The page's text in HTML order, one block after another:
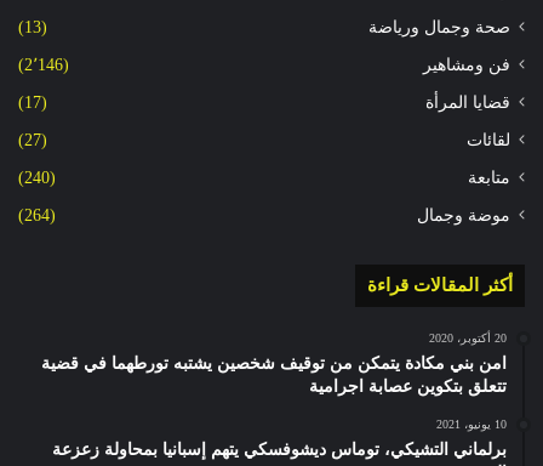
صحة وجمال ورياضة (13)
فن ومشاهير (2٬146)
قضايا المرأة (17)
لقائات (27)
متابعة (240)
موضة وجمال (264)
أكثر المقالات قراءة
20 أكتوبر، 2020
امن بني مكادة يتمكن من توقيف شخصين يشتبه تورطهما في قضية
تتعلق بتكوين عصابة اجرامية
10 يونيو، 2021
برلماني التشيكي، توماس ديشوفسكي يتهم إسبانيا بمحاولة زعزعة